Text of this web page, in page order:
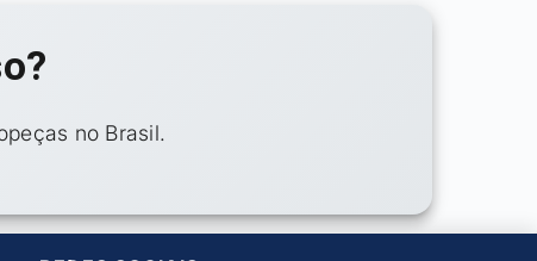
no Brasil.